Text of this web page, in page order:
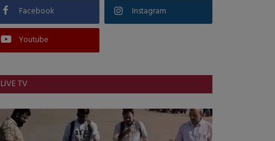
Facebook Instagram
Youtube
LIVE TV